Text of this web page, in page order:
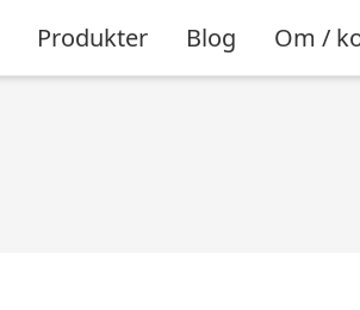
Produkter Blog Om /